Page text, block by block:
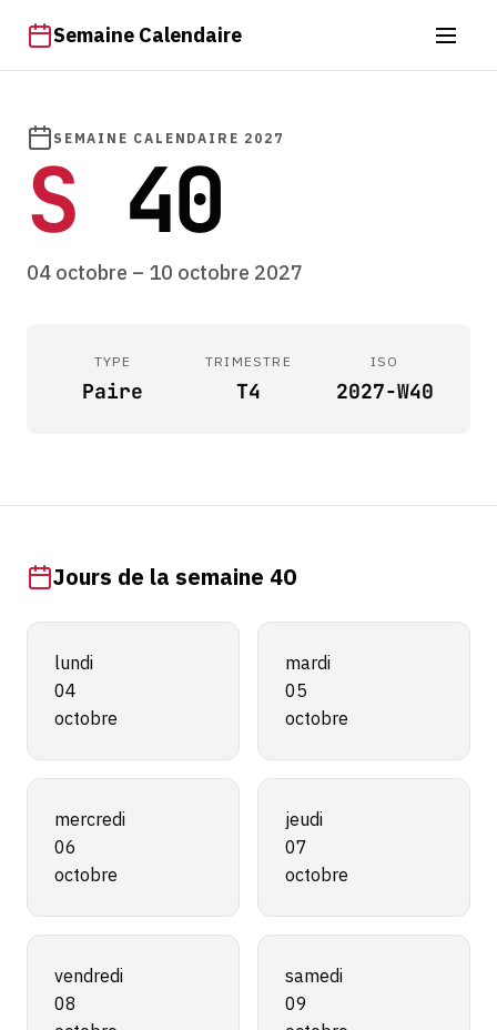
Semaine Calendaire
SEMAINE CALENDAIRE 2027
S40
04 octobre – 10 octobre 2027
TYPE
Paire
TRIMESTRE
T4
ISO
2027-W40
Jours de la semaine 40
lundi
04
octobre
mardi
05
octobre
mercredi
06
octobre
jeudi
07
octobre
vendredi
08
samedi
09